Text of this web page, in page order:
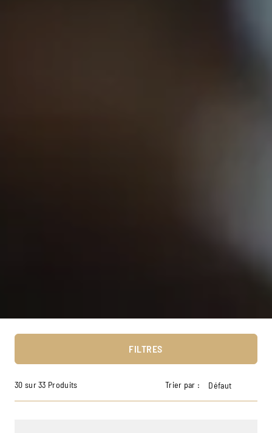
FILTRES
30 sur 33 Produits Trier par : Défaut